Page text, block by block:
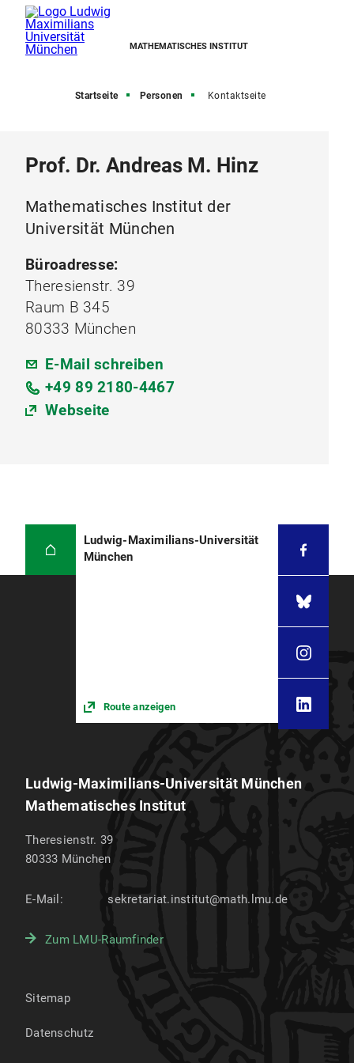
MATHEMATISCHES INSTITUT
Startseite Personen Kontaktseite
Prof. Dr. Andreas M. Hinz
Mathematisches Institut der
Universität München
Büroadresse:
Theresienstr. 39
Raum B 345
80333 München
E-Mail schreiben
+49 89 2180-4467
Webseite
Ludwig-Maximilians-Universität
München
Route anzeigen
Ludwig-Maximilians-Universität München
Mathematisches Institut
Theresienstr. 39
80333 München
E-Mail: sekretariat.institut@math.lmu.de
Zum LMU-Raumfinder
Sitemap
Datenschutz